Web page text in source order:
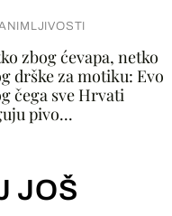
zbog ćevapa, netko
drške za motiku: Evo
čega sve Hrvati
pivo...
JOŠ